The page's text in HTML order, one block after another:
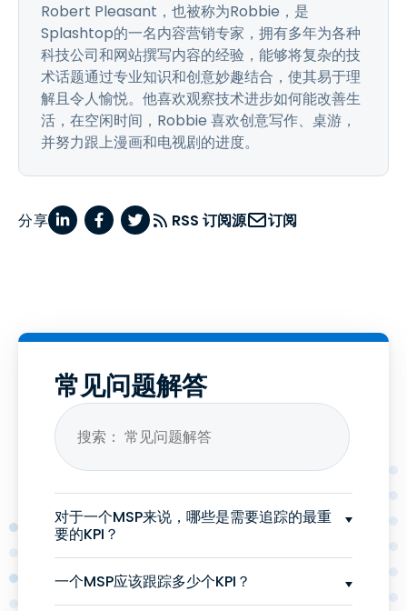
Robert Pleasant，也被称为Robbie，是
Splashtop的一名内容营销专家，拥有多年为各种
科技公司和网站撰写内容的经验，能够将复杂的技
术话题通过专业知识和创意妙趣结合，使其易于理
解且令人愉悦。他喜欢观察技术进步如何能改善生
活，在空闲时间，Robbie 喜欢创意写作、桌游，
并努力跟上漫画和电视剧的进度。
分享 RSS 订阅源 订阅
常见问题解答
对于一个MSP来说，哪些是需要追踪的最重
要的KPI？
一个MSP应该跟踪多少个KPI？